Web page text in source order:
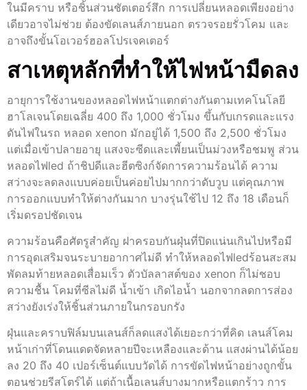
ในมีคราบ หรือชิ้นส่วนชัตเตอร์สึก การเปลี่ยนหลอดเพียงอย่าง
เดียวอาจไม่ช่วย ต้องขัดเลนส์ภายนอก ตรวจรอยรั่วโคม และ
อาจถึงขั้นโอเวอร์ฮอลโปรเจคเตอร์
สาเหตุหลักที่ทำให้ไฟหน้ามืดลง
อายุการใช้งานของหลอดไฟหน้าแตกต่างกันตามเทคโนโลยี
ฮาโลเจนโดยเฉลี่ย 400 ถึง 1,000 ชั่วโมง ขึ้นกับเกรดและแรง
ดันไฟในรถ หลอด xenon มักอยู่ได้ 1,500 ถึง 2,500 ชั่วโมง
แต่เมื่อเข้าปลายอายุ แสงจะซีดและเพี้ยนเป็นม่วงหรือชมพู ส่วน
หลอดไฟled ถ้าชิปดีและฮีตซิงก์จัดการความร้อนได้ ความ
สว่างจะลดลงแบบค่อยเป็นค่อยไปมากกว่าดับวูบ แต่คุณภาพ
การออกแบบทำให้ต่างกันมาก บางรุ่นใช้ไป 12 ถึง 18 เดือนก็
เริ่มดรอปชัดเจน
ความร้อนคือศัตรูสำคัญ ฝาครอบกันฝุ่นที่ปิดแน่นเกินไปหรือมี
การอุดเสริมจนระบายอากาศไม่ดี ทำให้หลอดไฟledร้อนสะสม
พัดลมท้ายหลอดเสื่อมเร็ว ตัวบัลลาสต์ของ xenon ก็ไม่ชอบ
ความชื้น โคมที่ซีลไม่ดี น้ำเข้า เกิดไอน้ำ นอกจากลดการส่อง
สว่างยังเร่งให้ชิ้นส่วนภายในกรอบกรัง
ฝุ่นและคราบฟิล์มบนเลนส์ก็ลดแสงได้เยอะกว่าที่คิด เลนส์โคม
หน้าเก่าที่โดนแดดจัดหลายปีจะเหลืองและด้าน แสงผ่านได้น้อย
ลง 20 ถึง 40 เปอร์เซ็นต์แบบวัดได้ การขัดไฟหน้าอย่างถูกขั้น
ตอนช่วยรีสโตร์ได้ แต่ถ้าเนื้อเลนส์บางมากหรือแตกร้าว การ